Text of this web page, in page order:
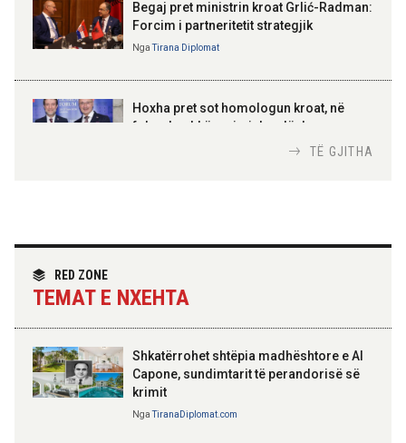
100-vjetori i themelimit të
Urdhrit të Skënderbeut
Begaj pret ministrin kroat Grlić-Radman:
Forcim i partneritetit strategjik
NgaTirana Diplomat
Hoxha pret sot homologun kroat, në
fokus bashkëpunimi dypalësh
partneritetit strategjik
TË GJITHA
RED ZONE
TEMAT E NXEHTA
Shkatërrohet shtëpia madhështore e Al
Capone, sundimtarit të perandorisë së
krimit
NgaTiranaDiplomat.com